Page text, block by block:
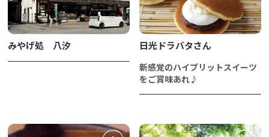
みやげ処 八汐 日光ドラバタさん
新感覚のハイブリットスイーツ
をご賞味あれ♪